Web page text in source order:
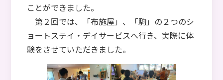
ことができました。
第２回では、「布施屋」、「駒」の２つのシ
ョートステイ・デイサービスへ行き、実際に体
験をさせていただきました。